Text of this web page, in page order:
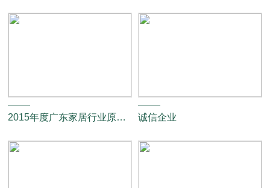
2015年度广东家居行业原创设计标杆企业 诚信企业